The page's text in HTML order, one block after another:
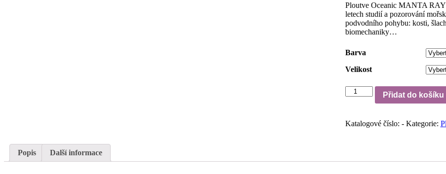
Ploutve Oceanic MANTA
letech studií a pozorování
podvodního pohybu: kosti,
biomechaniky…
Barva
Velikost
OCEANIC
Manta
Přidat do košíku
Katalogové číslo: - Kategorie:
Popis Další informace